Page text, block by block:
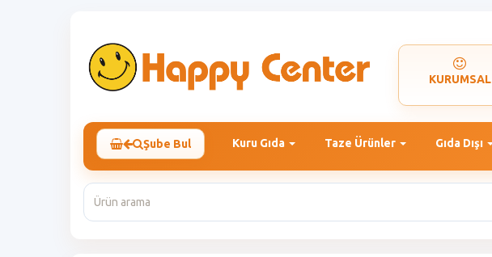
KURUMSAL
Şube Bul Kuru Gıda Taze Ürünler Gıda Dışı